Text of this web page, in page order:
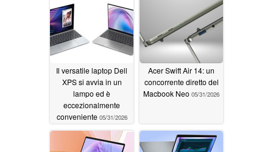
Il versatile laptop Dell
XPS si avvia in un
lampo ed è
eccezionalmente
conveniente 05/31/2026
Acer Swift Air 14: un
concorrente diretto del
Macbook Neo 05/31/2026